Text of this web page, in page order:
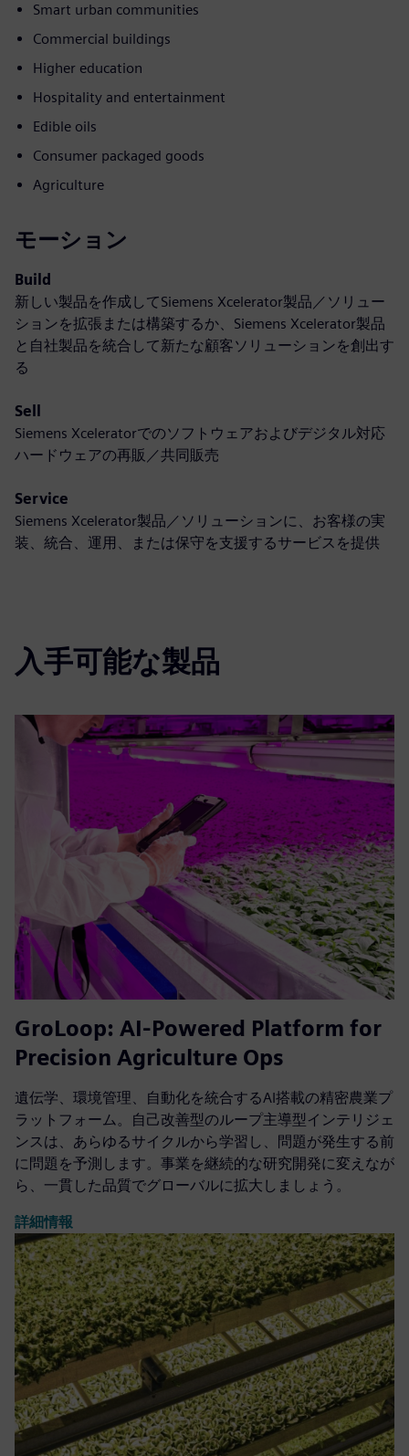
Smart urban communities
Commercial buildings
Higher education
Hospitality and entertainment
Edible oils
Consumer packaged goods
Agriculture
モーション
Build
新しい製品を作成してSiemens Xcelerator製品／ソリュー
ションを拡張または構築するか、Siemens Xcelerator製品
と自社製品を統合して新たな顧客ソリューションを創出す
る
Sell
Siemens Xceleratorでのソフトウェアおよびデジタル対応
ハードウェアの再販／共同販売
Service
Siemens Xcelerator製品／ソリューションに、お客様の実
装、統合、運用、または保守を支援するサービスを提供
入手可能な製品
GroLoop: AI-Powered Platform for
Precision Agriculture Ops
遺伝学、環境管理、自動化を統合するAI搭載の精密農業プ
ラットフォーム。自己改善型のループ主導型インテリジェ
ンスは、あらゆるサイクルから学習し、問題が発生する前
に問題を予測します。事業を継続的な研究開発に変えなが
ら、一貫した品質でグローバルに拡大しましょう。
詳細情報